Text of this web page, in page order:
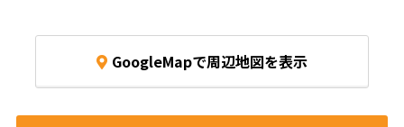
GoogleMapで周辺地図を表示